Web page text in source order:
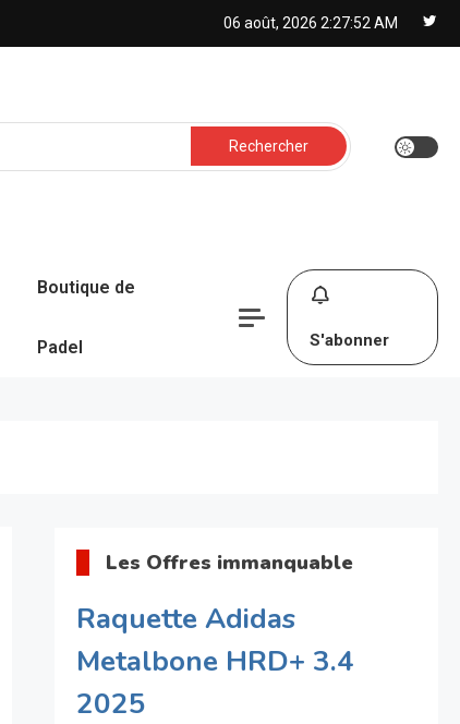
06 août, 2026 2:27:53 AM
Rechercher :
Boutique de
Padel S'abonner
Les Offres immanquable
Raquette Adidas
Metalbone HRD+ 3.4
2025